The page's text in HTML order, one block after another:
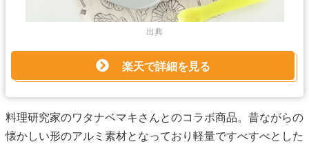
出典
楽天で詳細を見る
料理研究家のワタナベマキさんとのコラボ商品。昔ながらの
懐かしい形のアルミ素材となっており軽量ですべすべとした